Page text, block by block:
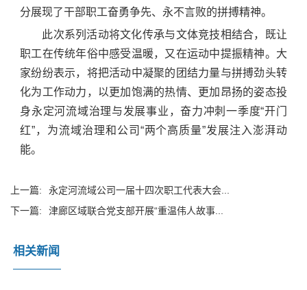
分展现了干部职工奋勇争先、永不言败的拼搏精神。
此次系列活动将文化传承与文体竞技相结合，既让
职工在传统年俗中感受温暖，又在运动中提振精神。大
家纷纷表示，将把活动中凝聚的团结力量与拼搏劲头转
化为工作动力，以更加饱满的热情、更加昂扬的姿态投
身永定河流域治理与发展事业，奋力冲刺一季度“开门
红”，为流域治理和公司“两个高质量”发展注入澎湃动
能。
上一篇:
永定河流域公司一届十四次职工代表大会...
下一篇:
津廊区域联合党支部开展“重温伟人故事...
相关新闻